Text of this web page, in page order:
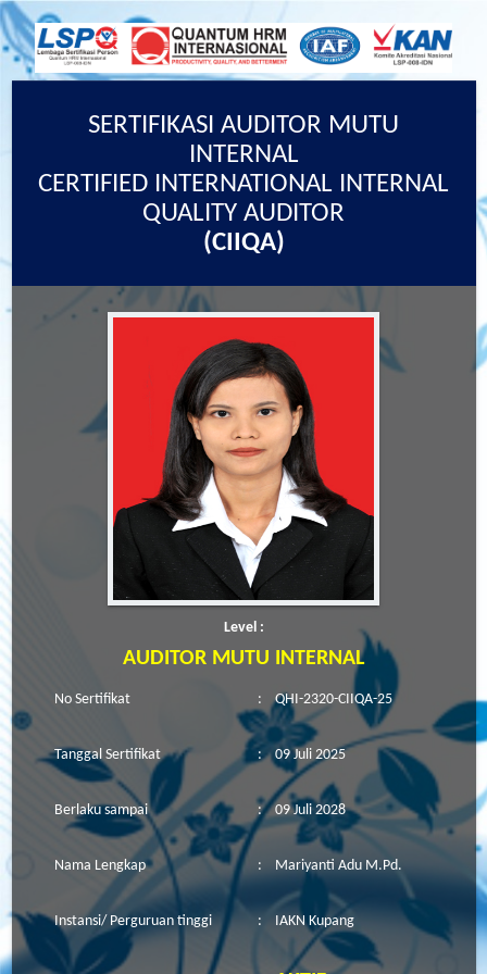
SERTIFIKASI AUDITOR MUTU
INTERNAL
CERTIFIED INTERNATIONAL INTERNAL
QUALITY AUDITOR
(CIIQA)
Level :
AUDITOR MUTU INTERNAL
No Sertifikat : QHI-2320-CIIQA-25
Tanggal Sertifikat : 09 Juli 2025
Berlaku sampai : 09 Juli 2028
Nama Lengkap : Mariyanti Adu M.Pd.
Instansi/ Perguruan tinggi : IAKN Kupang